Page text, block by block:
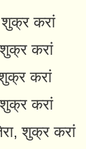
शुक्र करां
करां
करां
करां
शुक्र करां